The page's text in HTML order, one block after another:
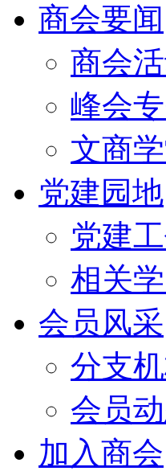
商会要闻
商会
峰会
文商
党建园地
党建
相关
会员风采
分支
会员
加入商会